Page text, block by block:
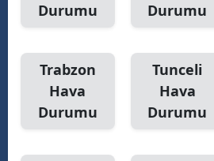
Durumu
Durumu
Trabzon
Hava
Durumu
Tunceli
Hava
Durumu